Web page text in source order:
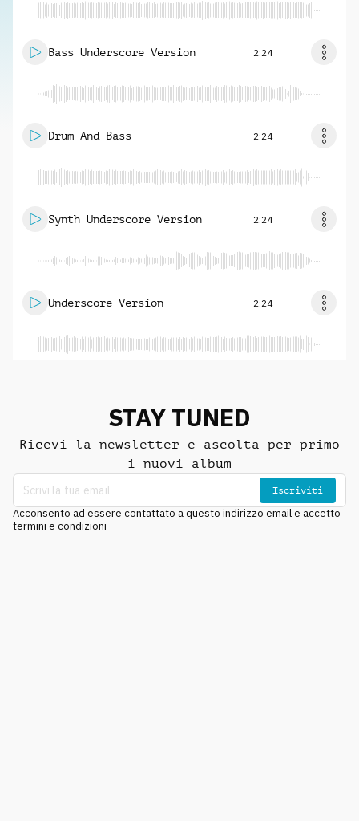
Bass Underscore Version 2:24
Drum And Bass 2:24
Synth Underscore Version 2:24
Underscore Version 2:24
STAY TUNED
Ricevi la newsletter e ascolta per primo
i nuovi album
Iscriviti
Acconsento ad essere contattato a questo indirizzo email e accetto
termini e condizioni